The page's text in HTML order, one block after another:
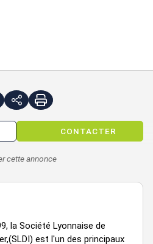
CONTACTER
cette annonce
la Société Lyonnaise de
est l'un des principaux